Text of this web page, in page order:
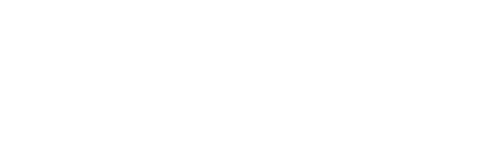
02_Signalmanagement/tam_Signalmanagement_node.html